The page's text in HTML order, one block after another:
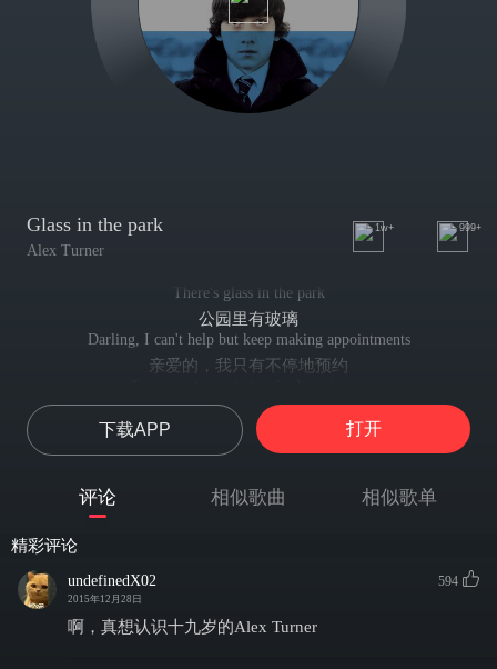
Glass in the park
Alex Turner
1w+ 999+
There's glass in the park
公园里有玻璃
Darling, I can't help but keep making appointments
亲爱的，我只有不停地预约
去攀登架下清扫
If the sun's in your eyes,
如果阳光进入你的双眼
宝贝，我会系紧你的眼罩
when you say that you need me tonight
下载APP 打开
评论 相似歌曲 相似歌单
精彩评论
undefinedX02
2015年12月28日
594
啊，真想认识十九岁的Alex Turner